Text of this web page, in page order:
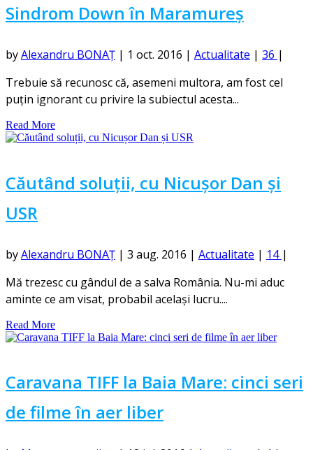
Sindrom Down în Maramureș
byAlexandru BONAȚ | 1 oct. 2016 | Actualitate | 36 |
Trebuie să recunosc că, asemeni multora, am fost cel
puțin ignorant cu privire la subiectul acesta...
Read More
Căutând soluții, cu Nicușor Dan și
USR
byAlexandru BONAȚ | 3 aug. 2016 | Actualitate | 14 |
Mă trezesc cu gândul de a salva România. Nu-mi aduc
aminte ce am visat, probabil același lucru....
Read More
Caravana TIFF la Baia Mare: cinci seri
de filme în aer liber